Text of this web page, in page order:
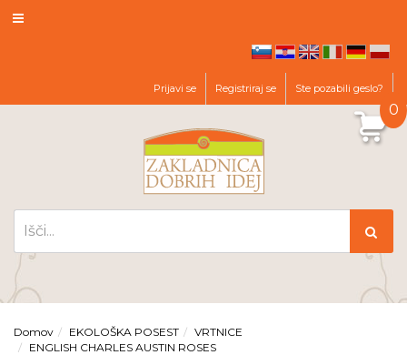
de pl
Prijavi se Registriraj se Ste pozabili geslo?
0
Domov EKOLOŠKA POSEST
VRTNICE
ENGLISH CHARLES AUSTIN ROSES